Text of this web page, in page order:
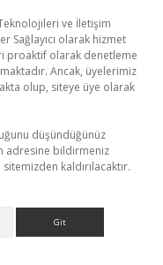
ve İletişim
Sağlayıcı olarak hizmet
proaktif olarak denetleme
Ancak, üyelerimiz
olup, siteye üye olarak
düşündüğünüz
adresine bildirmeniz
kaldırılacaktır.